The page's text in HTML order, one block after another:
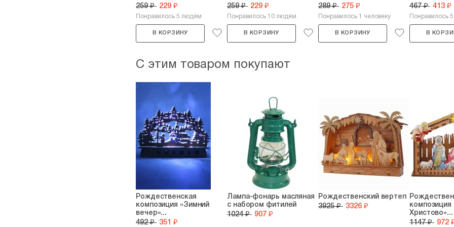
259 ₽ 229 ₽
Понравилось 5 людям
В КОРЗИНУ
259 ₽ 229 ₽
Понравилось 10 людям
В КОРЗИНУ
289 ₽ 275 ₽
Понравилось 1 человеку
В КОРЗИНУ
467 ₽ 413 ₽
Понравилось
В
С этим товаром покупают
Рождественская
композиция «Зимний
вечер»...
492 ₽ 351 ₽
Лампа-фонарь масляная
с набором фитилей
1024 ₽ 907 ₽
Рождественский вертеп
3925 ₽ 3326 ₽
Христово»...
1147 ₽ 972